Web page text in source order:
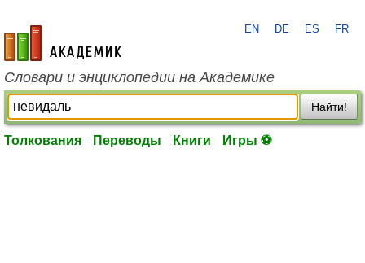
academic.ru
EN DE ES FR
Словари и энциклопедии на Академике
Найти!
Толкования Переводы Книги Игры ⚽